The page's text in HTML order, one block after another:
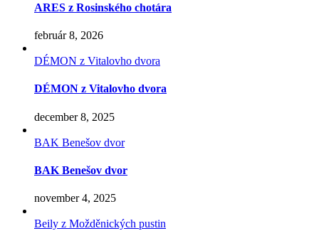
ARES z Rosinského chotára
február 8, 2026
DÉMON z Vitalovho dvora
DÉMON z Vitalovho dvora
december 8, 2025
BAK Benešov dvor
BAK Benešov dvor
november 4, 2025
Beily z Možděnických pustin